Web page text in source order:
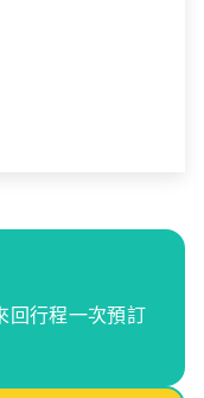
回行程一次預訂